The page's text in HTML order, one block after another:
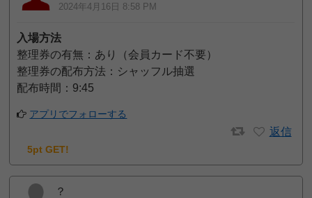
2024年4月16日 8:58 PM
入場方法
整理券の有無：あり（会員カード不要）
整理券の配布方法：シャッフル抽選
配布時間：9:45
アプリでフォローする
返信
5pt GET!
？